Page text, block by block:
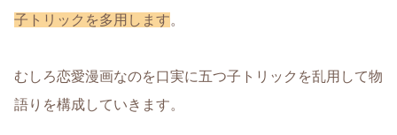
子トリックを多用します。
むしろ恋愛漫画なのを口実に五つ子トリックを乱用して物
語りを構成していきます。